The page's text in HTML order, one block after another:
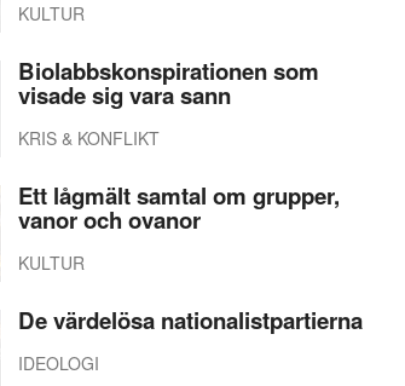
KULTUR
Biolabbskonspirationen som
visade sig vara sann
KRIS & KONFLIKT
Ett lågmält samtal om grupper,
vanor och ovanor
KULTUR
De värdelösa nationalistpartierna
IDEOLOGI